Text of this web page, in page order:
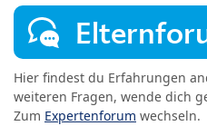
Hier findest du Erfahrungen
weiteren Fragen, wende dich
Zum Expertenforum wechseln.